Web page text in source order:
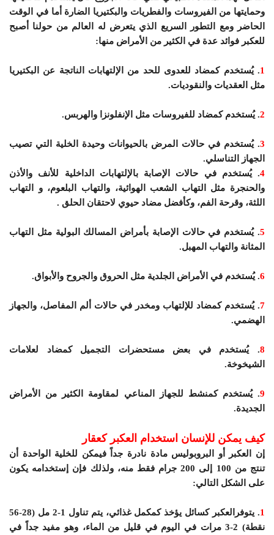
وحمايتها من الفيروسات والفطريات والبكتيريا الضارة أما في الوقت
الحاضر ومع التطور السريع الذي يتعرض له العالم من حولنا أصبح
للعكبر فوائد عدة في الكثير من الأمراض منها:
1. يُستخدم كمضاد للعدوى للحد من الإلتهابات الناتجة عن البكتيريا
مثل العقديات والنقوديات.
2. يُستخدم كمضاد للفيروسات مثل الإنفلونزا والهربس.
3. يُستخدم في حالات المرض بالحيوانات وحيدة الخلية التي تصيب
الجهاز التناسلي.
4. يُستخدم في حالات الإصابة بالإلتهابات الداخلية للأنف والأذن
والحنجرة مثل التهاب الشعب الهوائية، والتهاب البلعوم، و التهاب
اللثة، وقرحة الفم، وكأفضل مضاد حيوي لاحتقان الحلق .
5. يُستخدم في حالات الإصابة بأمراض المسالك البولية مثل التهاب
المثانة والتهاب المهبل.
6. يُستخدم في الأمراض الجلدية مثل الحروق والجروح والأبواق.
7. يُستخدم كمضاد للإلتهاب ومخدر في حالات ألم المفاصل، والجهاز
الهضمي.
8. يُستخدم في بعض مستحضرات التجميل كمضاد لعلامات
الشيخوخة.
9. يُستخدم كمنشط للجهاز المناعي لمقاومة الكثير من الأمراض
الجديدة.
كيف يمكن للإنسان استخدام العكبر كعقار
إن العكبر أو البروبوليس مادة نادرة جداً فيمكن للخلية الواحدة أن
تنتج من 100 إلى 200 جرام فقط منه، ولذلك فإن إستخدامه يكون
على الشكل التالي:
1
. يتوفرالعكبر كسائل يؤخذ كمكمل غذائي، يتم تناول 1-2 مل (28-56
نقطة) 2-3 مرات في اليوم في قليل من الماء، وهو مفيد جداً في